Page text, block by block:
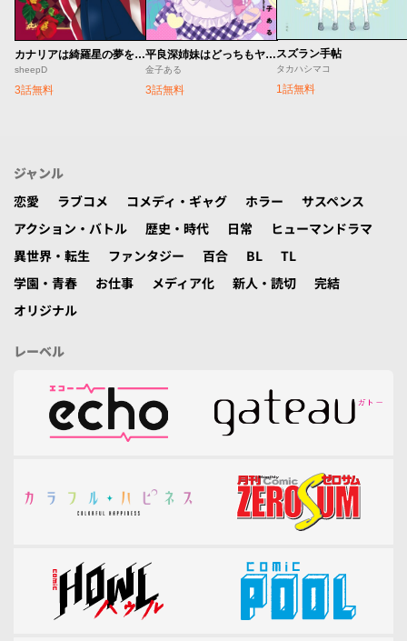
カナリアは綺羅星の夢をみる
sheepD
3話無料
平良深姉妹はどっちもヤんでる
金子ある
3話無料
スズラン手帖
タカハシマコ
1話無料
ジャンル
恋愛
ラブコメ コメディ・ギャグ ホラー
サスペンス
アクション・バトル
歴史・時代 日常
ヒューマンドラマ
異世界・転生
ファンタジー 百合 BL
TL
学園・青春
お仕事 メディア化 新人・読切
完結
オリジナル
レーベル